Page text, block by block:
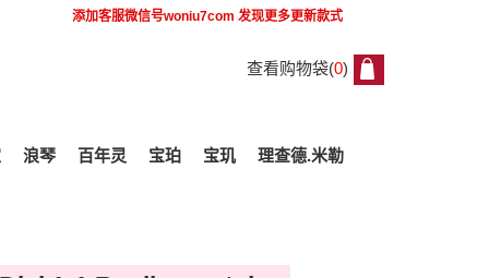
添加客服微信号woniu7com发现更多更新款式
查看购物袋(0)
浪琴 百年灵 宝珀 宝玑 理查德.米勒